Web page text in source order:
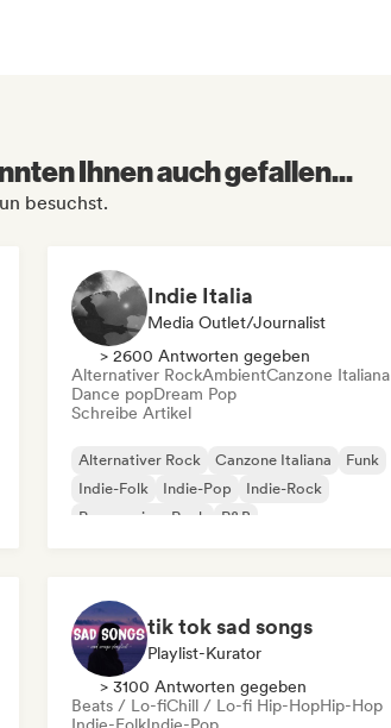
Ihnen auch gefallen...
besuchst.
Indie Italia
Media Outlet/Journalist
> 2600 Antworten gegeben
Alternativer RockAmbientCanzone Italiana
Dance popDream Pop
Schreibe Artikel
Alternativer Rock Canzone Italiana
Funk
Indie-Folk
Indie-Pop
Indie-Rock
Progressiver Rock
R&B
tik tok sad songs
Playlist-Kurator
> 3100 Antworten gegeben
Beats / Lo-fiChill / Lo-fi Hip-HopHip-Hop